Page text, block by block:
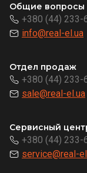
Общие вопросы
+380 (44) 233-
info@real-el.ua
Отдел продаж
+380 (44) 233-
sale@real-el.ua
Сервисный
+380 (44) 233-
service@real-